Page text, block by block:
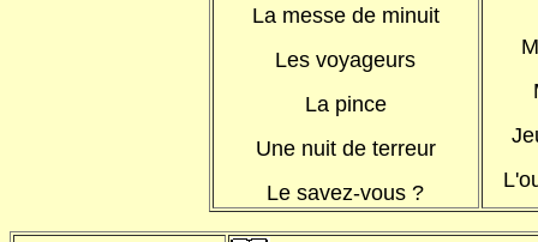
La messe de minuit
Les voyageurs
La pince
Une nuit de terreur
Le savez-vous ?